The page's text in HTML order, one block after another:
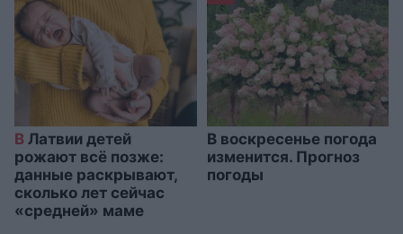
В Латвии детей
рожают всё позже:
данные раскрывают,
сколько лет сейчас
«средней» маме
В воскресенье погода
изменится. Прогноз
погоды